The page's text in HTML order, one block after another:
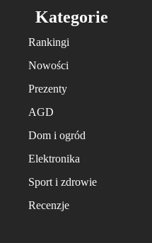
Kategorie
Rankingi
Nowości
Prezenty
AGD
Dom i ogród
Elektronika
Sport i zdrowie
Recenzje